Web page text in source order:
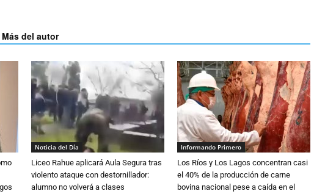
Más del autor
Noticia del Día
Liceo Rahue aplicará Aula Segura tras
violento ataque con destornillador:
alumno no volverá a clases
Informando Primero
Los Ríos y Los Lagos concentran casi
el 40% de la producción de carne
bovina nacional pese a caída en el